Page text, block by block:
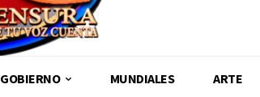
GOBIERNO MUNDIALES ARTE